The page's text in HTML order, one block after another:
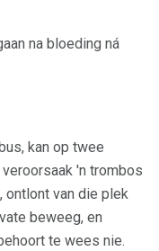
na bloeding ná
kan op twee
'n trombos
ontlont van die plek
beweeg, en
te wees nie.